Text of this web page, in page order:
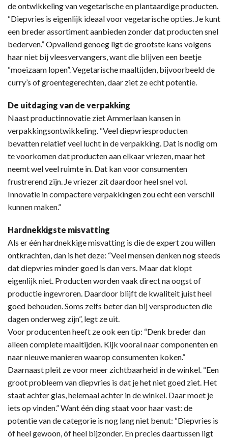
de ontwikkeling van vegetarische en plantaardige producten.
“Diepvries is eigenlijk ideaal voor vegetarische opties. Je kunt
een breder assortiment aanbieden zonder dat producten snel
bederven.” Opvallend genoeg ligt de grootste kans volgens
haar niet bij vleesvervangers, want die blijven een beetje
“moeizaam lopen”. Vegetarische maaltijden, bijvoorbeeld de
curry’s of groentegerechten, daar ziet ze echt potentie.
De uitdaging van de verpakking
Naast productinnovatie ziet Ammerlaan kansen in
verpakkingsontwikkeling. “Veel diepvriesproducten
bevatten relatief veel lucht in de verpakking. Dat is nodig om
te voorkomen dat producten aan elkaar vriezen, maar het
neemt wel veel ruimte in. Dat kan voor consumenten
frustrerend zijn. Je vriezer zit daardoor heel snel vol.
Innovatie in compactere verpakkingen zou echt een verschil
kunnen maken.”
Hardnekkigste misvatting
Als er één hardnekkige misvatting is die de expert zou willen
ontkrachten, dan is het deze: “Veel mensen denken nog steeds
dat diepvries minder goed is dan vers. Maar dat klopt
eigenlijk niet. Producten worden vaak direct na oogst of
productie ingevroren. Daardoor blijft de kwaliteit juist heel
goed behouden. Soms zelfs beter dan bij versproducten die
dagen onderweg zijn”, legt ze uit.
Voor producenten heeft ze ook een tip: “Denk breder dan
alleen complete maaltijden. Kijk vooral naar componenten en
naar nieuwe manieren waarop consumenten koken.”
Daarnaast pleit ze voor meer zichtbaarheid in de winkel. “Een
groot probleem van diepvries is dat je het niet goed ziet. Het
staat achter glas, helemaal achter in de winkel. Daar moet je
iets op vinden.” Want één ding staat voor haar vast: de
potentie van de categorie is nog lang niet benut: “Diepvries is
óf heel gewoon, óf heel bijzonder. En precies daartussen ligt